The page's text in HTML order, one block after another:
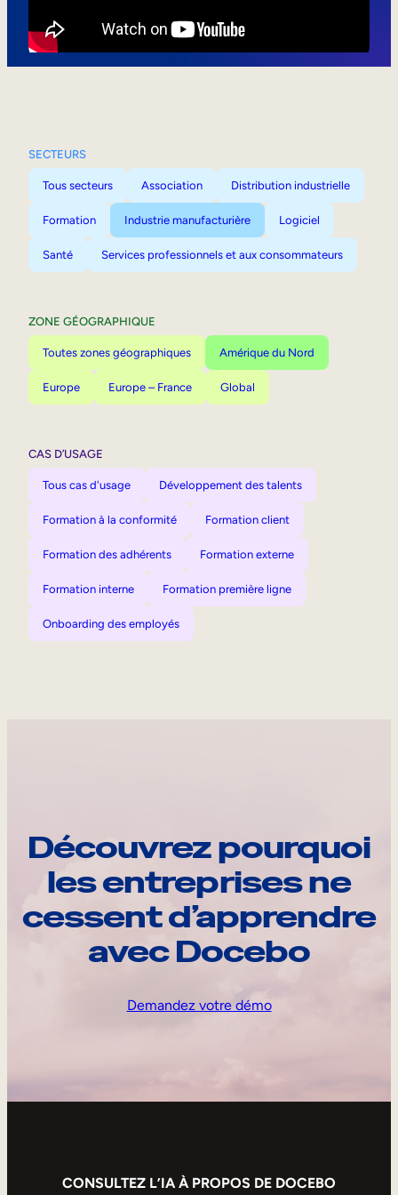
SECTEURS
Tous secteurs Association Distribution industrielle
Formation Industrie manufacturière Logiciel
Santé Services professionnels et aux consommateurs
ZONE GÉOGRAPHIQUE
Toutes zones géographiques Amérique du Nord
Europe Europe – France Global
CAS D’USAGE
Tous cas d'usage Développement des talents
Formation à la conformité Formation client
Formation des adhérents Formation externe
Formation interne Formation première ligne
Onboarding des employés
Découvrez pourquoi
les entreprises ne
cessent d’apprendre
avec Docebo
Demandez votre démo
CONSULTEZ L’IA À PROPOS DE DOCEBO